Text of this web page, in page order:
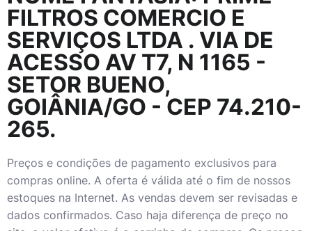
FILTROS COMERCIO E
SERVIÇOS LTDA . VIA DE
ACESSO AV T7, N 1165 -
SETOR BUENO,
GOIÂNIA/GO - CEP 74.210-
265.
Preços e condições de pagamento exclusivos para
compras online. A oferta é válida até o fim de nossos
estoques na Internet. As vendas devem ser revisadas e
dados confirmados. Caso haja diferença de preço no